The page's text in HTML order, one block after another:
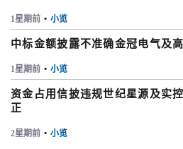
1星期前 • 小览
中标金额披露不准确金冠电气及
1星期前 • 小览
资金占用信披违规世纪星源及实
正
2星期前 • 小览